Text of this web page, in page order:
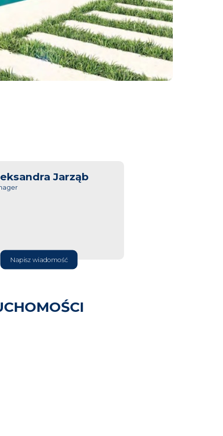
Jarząb
Napisz wiadomość